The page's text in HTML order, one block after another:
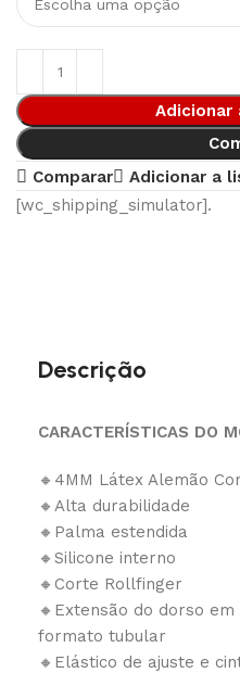
Adicionar
Comparar
Adicionar a
[wc_shipping_simulator].
Descrição
CARACTERÍSTICAS DO
🔸4MM Látex Alemão
🔸Alta durabilidade
🔸Palma estendida
🔸Silicone interno
🔸Corte Rollfinger
🔸Extensão do dorso
formato tubular
🔸Elástico de ajuste e